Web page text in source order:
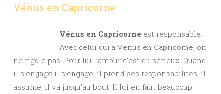
Vénus en Capricorne
Vénus en Capricorne est responsable.
Avec celui qui a Vénus en Capricorne, on
ne rigole pas. Pour lui l’amour c’est du sérieux. Quand
il s’engage il s’engage, il prend ses responsabilités, il
assume, il va jusqu’au bout. Il lui en faut beaucoup